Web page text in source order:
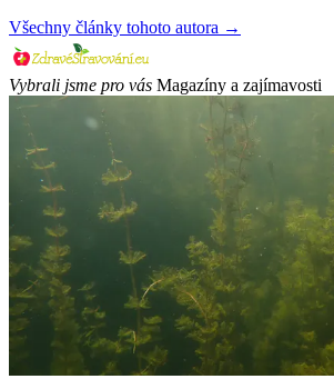
Všechny články tohoto autora →
Vybrali jsme pro vás Magazíny a zajímavosti